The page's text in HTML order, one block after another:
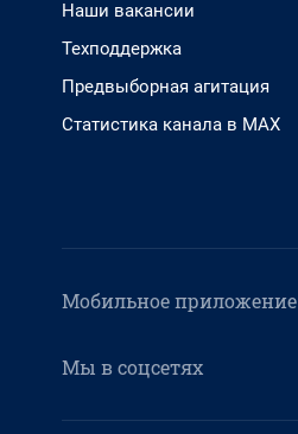
Наши вакансии
Техподдержка
Предвыборная агитация
Статистика канала в MAX
Мобильное приложение
Мы в соцсетях